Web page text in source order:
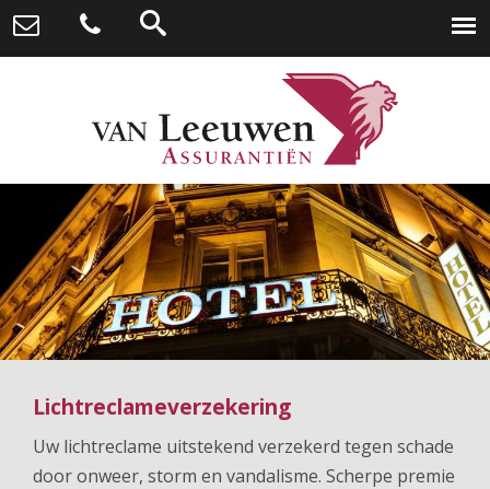
Lichtreclameverzekering
Uw lichtreclame uitstekend verzekerd tegen schade
door onweer, storm en vandalisme. Scherpe premie